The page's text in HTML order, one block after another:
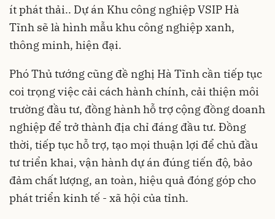
ít phát thải.. Dự án Khu công nghiệp VSIP Hà
Tĩnh sẽ là hình mẫu khu công nghiệp xanh,
thông minh, hiện đại.
Phó Thủ tướng cũng đề nghị Hà Tĩnh cần tiếp tục
coi trọng việc cải cách hành chính, cải thiện môi
trường đầu tư, đồng hành hỗ trợ cộng đồng doanh
nghiệp để trở thành địa chỉ đáng đầu tư. Đồng
thời, tiếp tục hỗ trợ, tạo mọi thuận lợi để chủ đầu
tư triển khai, vận hành dự án đúng tiến độ, bảo
đảm chất lượng, an toàn, hiệu quả đóng góp cho
phát triển kinh tế - xã hội của tỉnh.